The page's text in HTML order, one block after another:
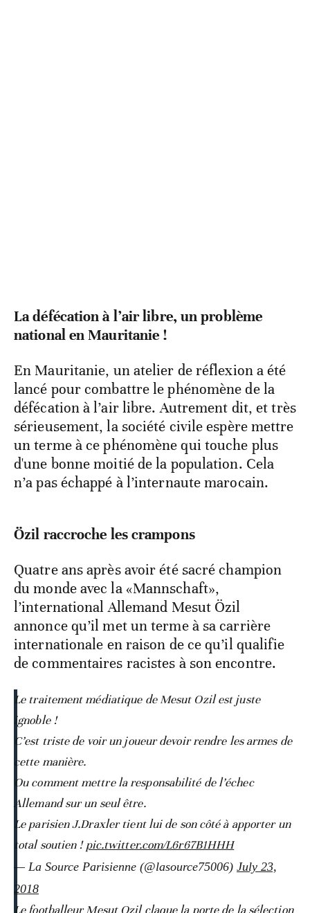
La défécation à l’air libre, un problème
national en Mauritanie !
En Mauritanie, un atelier de réflexion a été
lancé pour combattre le phénomène de la
défécation à l’air libre. Autrement dit, et très
sérieusement, la société civile espère mettre
un terme à ce phénomène qui touche plus
d'une bonne moitié de la population. Cela
n’a pas échappé à l’internaute marocain.
Özil raccroche les crampons
Quatre ans après avoir été sacré champion
du monde avec la «Mannschaft»,
l’international Allemand Mesut Özil
annonce qu’il met un terme à sa carrière
internationale en raison de ce qu’il qualifie
de commentaires racistes à son encontre.
Le traitement médiatique de Mesut Ozil est juste
ignoble !
C’est triste de voir un joueur devoir rendre les armes de
cette manière.
Ou comment mettre la responsabilité de l’échec
Allemand sur un seul être.
Le parisien J.Draxler tient lui de son côté à apporter un
total soutien !pic.twitter.com/L6r67B1HHH
— La Source Parisienne (@lasource75006) July 23,
2018
Le footballeur Mesut Ozil claque la porte de la sélection